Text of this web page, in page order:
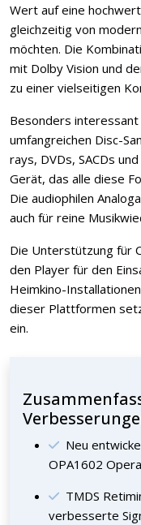
Wert auf eine
gleichzeitig von
möchten. Die
mit Dolby Vision und
zu einer vielseitigen
Besonders
umfangreichen Disc-
rays, DVDs, SACDs
Gerät, das alle diese
Die audiophilen
auch für reine
Die Unterstützung für
den Player für den
Heimkino-
dieser Plattformen
ein.
Neu
OPA1602
TMDS
verbesserte